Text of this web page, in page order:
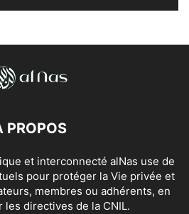
PROPOS
et interconnecté alNas use de
pour protéger la Vie privée et
membres ou adhérents, en
les directives de la CNIL.